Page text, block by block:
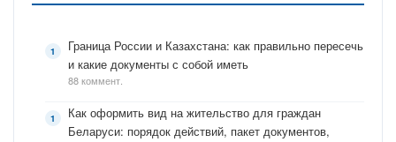
Граница России и Казахстана: как правильно пересечь
и какие документы с собой иметь
88 коммент.
Как оформить вид на жительство для граждан
Беларуси: порядок действий, пакет документов,